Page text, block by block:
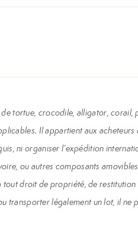
tortue, crocodile, alligator,
Il appartient aux
ni organiser l’expédition
ou autres composants
droit de propriété, de
transporter légalement un lot, il